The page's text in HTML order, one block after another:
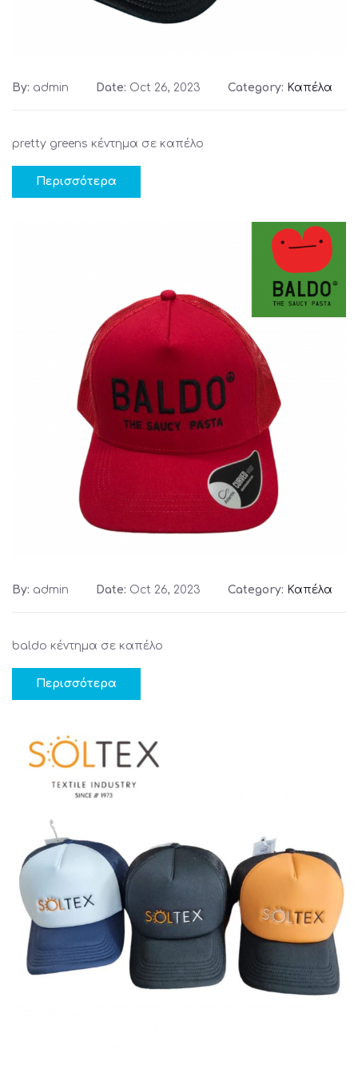
By: admin Date: Oct 26, 2023 Category: Καπέλα
pretty greens κέντημα σε καπέλο
Περισσότερα
By: admin Date: Oct 26, 2023 Category: Καπέλα
baldo κέντημα σε καπέλο
Περισσότερα